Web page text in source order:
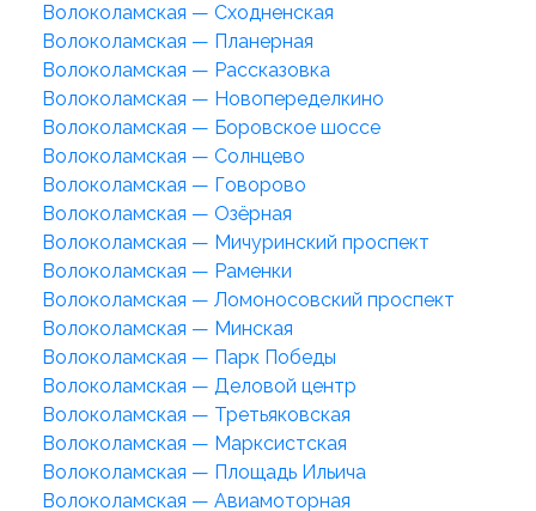
Волоколамская — Сходненская
Волоколамская — Планерная
Волоколамская — Рассказовка
Волоколамская — Новопеределкино
Волоколамская — Боровское шоссе
Волоколамская — Солнцево
Волоколамская — Говорово
Волоколамская — Озёрная
Волоколамская — Мичуринский проспект
Волоколамская — Раменки
Волоколамская — Ломоносовский проспект
Волоколамская — Минская
Волоколамская — Парк Победы
Волоколамская — Деловой центр
Волоколамская — Третьяковская
Волоколамская — Марксистская
Волоколамская — Площадь Ильича
Волоколамская — Авиамоторная